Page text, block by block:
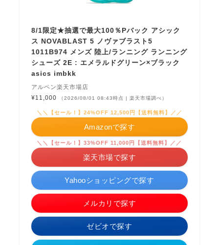
8/1限定★抽選で最大100％Pバック アシック
ス NOVABLAST 5 ノヴァブラスト5
1011B974 メンズ 陸上/ランニング ランニング
シューズ 2E : エメラルドグリーン×ブラック
asics imbkk
アルペン楽天市場店
¥11,000
（2026/08/01 08:43時点 | 楽天市場調べ）
＼＼【セール！】24%OFF 12,500円【送料無料】／／
Amazonで探す
＼＼【セール！】33%OFF 11,000円【送料無料】／／
楽天市場で探す
Yahooショッピングで探す
メルカリで探す
ゼビオで探す